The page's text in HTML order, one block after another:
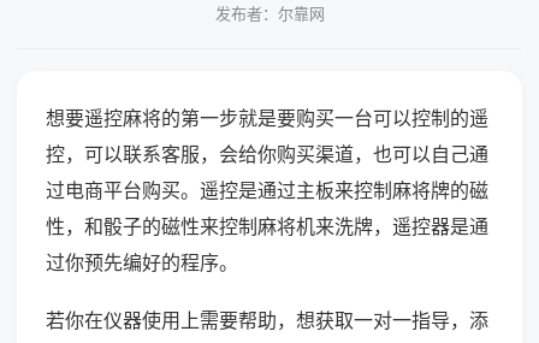
发布者：尔靠网
想要遥控麻将的第一步就是要购买一台可以控制的遥
控，可以联系客服，会给你购买渠道，也可以自己通
过电商平台购买。遥控是通过主板来控制麻将牌的磁
性，和骰子的磁性来控制麻将机来洗牌，遥控器是通
过你预先编好的程序。
若你在仪器使用上需要帮助，想获取一对一指导，添